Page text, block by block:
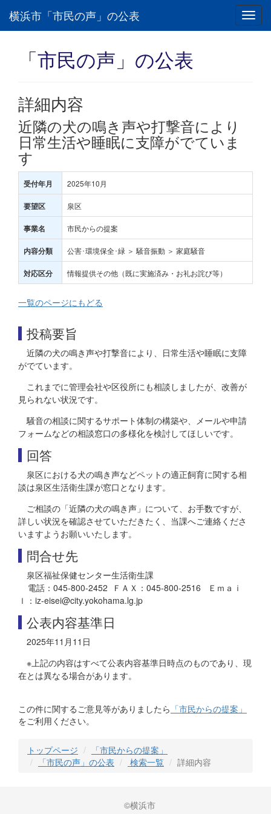
横浜市「市民の声」の公表
「市民の声」の公表
詳細内容
近隣の犬の鳴き声や打撃音により
日常生活や睡眠に支障がでていま
す
受付年月 2025年10月
要望区 泉区
事業名 市民からの提案
内容分類 公害･環境保全･緑 ＞ 騒音振動 ＞ 家庭騒音
対応区分 情報提供その他（既に実施済み・お礼お詫び等）
一覧のページにもどる
投稿要旨
近隣の犬の鳴き声や打撃音により、日常生活や睡眠に支障
がでています。
これまでに管理会社や区役所にも相談しましたが、改善が
見られない状況です。
騒音の相談に関するサポート体制の構築や、メールや申請
フォームなどの相談窓口の多様化を検討してほしいです。
回答
泉区における犬の鳴き声などペットの適正飼育に関する相
談は泉区生活衛生課が窓口となります。
ご相談の「近隣の犬の鳴き声」について、お手数ですが、
詳しい状況を確認させていただきたく、当課へご連絡くださ
いますようお願いいたします。
問合せ先
泉区福祉保健センター生活衛生課
電話：045-800-2452 ＦＡＸ：045-800-2516 Ｅｍａｉ
ｌ：iz-eisei@city.yokohama.lg.jp
公表内容基準日
2025年11月11日
※上記の内容はすべて公表内容基準日時点のものであり、現
在とは異なる場合があります。
この件に関するご意見等がありましたら 「市民からの提案」
をご利用ください。
トップページ
「市民からの提案」
「市民の声」の公表
検索一覧 詳細内容
©横浜市